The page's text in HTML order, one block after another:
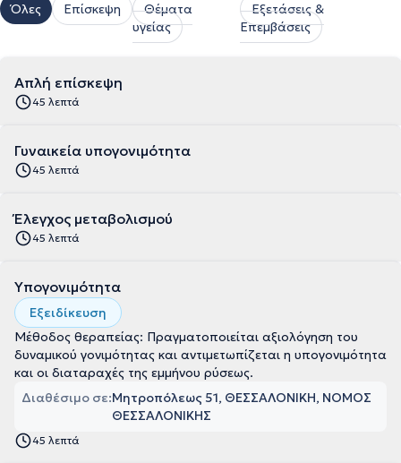
Όλες Επίσκεψη
Θέματα
υγείας
Εξετάσεις &
Επεμβάσεις
Απλή επίσκεψη
45 λεπτά
Γυναικεία υπογονιμότητα
45 λεπτά
Έλεγχος μεταβολισμού
45 λεπτά
Υπογονιμότητα
Εξειδίκευση
Μέθοδος θεραπείας: Πραγματοποιείται αξιολόγηση του
δυναμικού γονιμότητας και αντιμετωπίζεται η υπογονιμότητα
και οι διαταραχές της εμμήνου ρύσεως.
Διαθέσιμο σε:Μητροπόλεως 51, ΘΕΣΣΑΛΟΝΙΚΗ, ΝΟΜΟΣ
ΘΕΣΣΑΛΟΝΙΚΗΣ
45 λεπτά